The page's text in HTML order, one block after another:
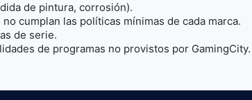
de pintura, corrosión).
cumplan las políticas mínimas de cada marca.
de serie.
de programas no provistos por GamingCity.